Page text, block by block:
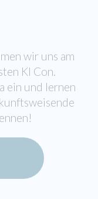
wir uns am
KI Con.
ein und lernen